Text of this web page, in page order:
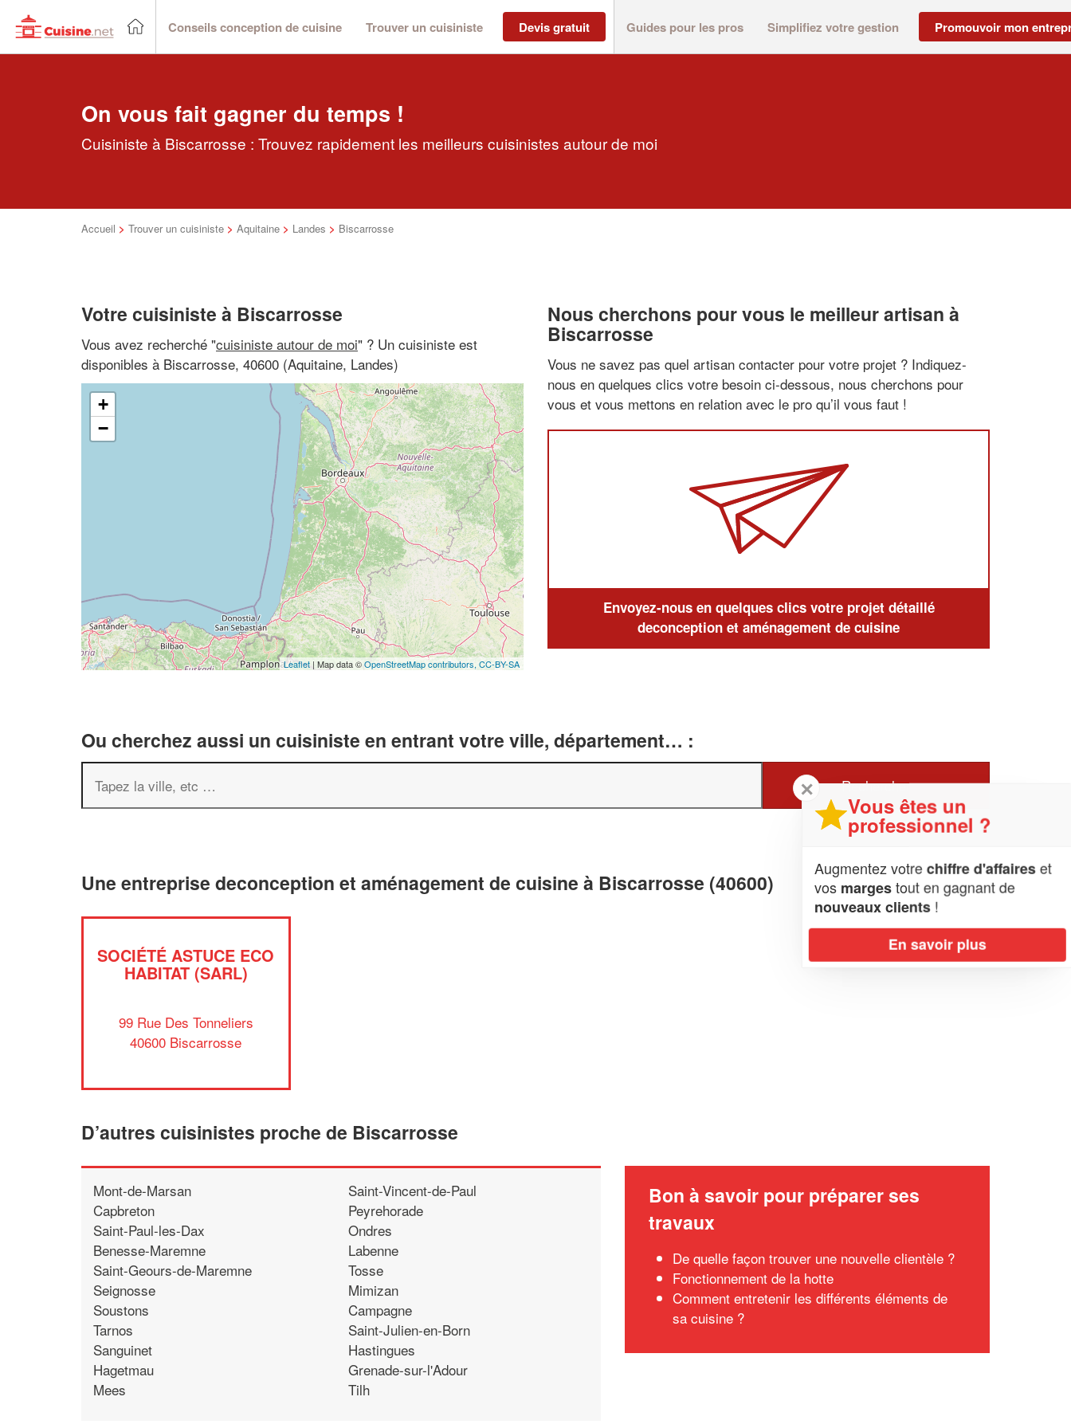
Conseils conception de cuisine Trouver un cuisiniste Devis gratuit Guides pour les pros Simplifiez votre gestion Promouvoir mon
On vous fait gagner du temps !
Cuisiniste à Biscarrosse : Trouvez rapidement les meilleurs cuisinistes autour de moi
Accueil > Trouver un cuisiniste > Aquitaine > Landes > Biscarrosse
Votre cuisiniste à Biscarrosse
Vous avez recherché "cuisiniste autour de moi" ? Un cuisiniste est
disponibles à Biscarrosse, 40600 (Aquitaine, Landes)
+
−
Leaflet| Map data ©OpenStreetMap contributors, CC-BY-SA
Nous cherchons pour vous le meilleur artisan à
Biscarrosse
Vous ne savez pas quel artisan contacter pour votre projet ? Indiquez-
nous en quelques clics votre besoin ci-dessous, nous cherchons pour
vous et vous mettons en relation avec le pro qu’il vous faut !
Envoyez-nous en quelques clics votre projet détaillé
deconception et aménagement de cuisine
Ou cherchez aussi un cuisiniste en entrant votre ville, département… :
Une entreprise deconception et aménagement de cuisine à Biscarrosse (40600)
SOCIÉTÉ ASTUCE ECO
HABITAT (SARL)
99 Rue Des Tonneliers
40600 Biscarrosse
D’autres cuisinistes proche de Biscarrosse
Mont-de-Marsan
Capbreton
Saint-Paul-les-Dax
Benesse-Maremne
Saint-Geours-de-Maremne
Seignosse
Soustons
Tarnos
Sanguinet
Hagetmau
Mees
Saint-Vincent-de-Paul
Peyrehorade
Ondres
Labenne
Tosse
Mimizan
Campagne
Saint-Julien-en-Born
Hastingues
Grenade-sur-l'Adour
Tilh
Bon à savoir pour préparer ses
travaux
De quelle façon trouver une nouvelle clientèle ?
Fonctionnement de la hotte
Comment entretenir les différents éléments de
sa cuisine ?
✕
Vous êtes un
professionnel ?
Augmentez votrechiffre d'affaireset
vos margestout en gagnant de
nouveaux clients!
En savoir plus